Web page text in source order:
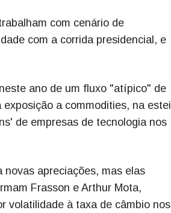
com cenário de
com a corrida presidencial, e
ano de um fluxo "atípico" de
a commodities, na
de empresas de tecnologia nos
apreciações, mas elas
Frasson e Arthur Mota,
volatilidade à taxa de câmbio nos